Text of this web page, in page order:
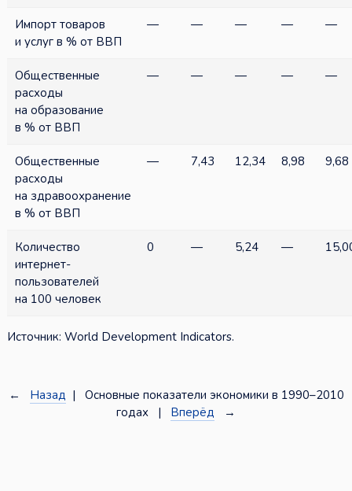
Импорт товаров
и услуг в % от ВВП
— — — — —
Общественные
расходы
на образование
в % от ВВП
— — — — —
Общественные
расходы
на здравоохранение
в % от ВВП
— 7,43 12,34 8,98 9,68
Количество
интернет-
пользователей
на 100 человек
0 — 5,24 —
Источник: World Development Indicators.
← Назад | Основные показатели экономики в 1990–2010
годах | Вперёд →